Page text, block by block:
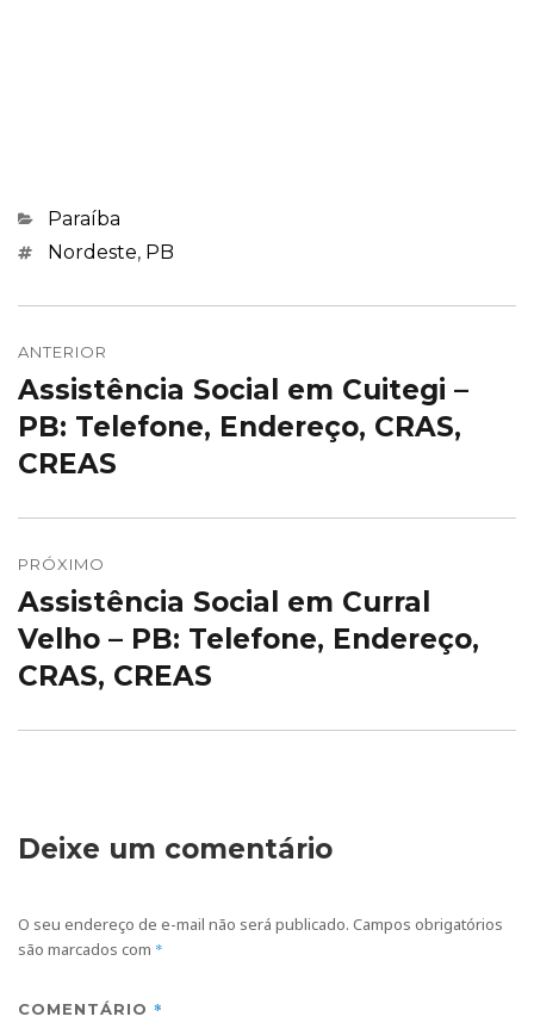
Categorias
Paraíba
Marcações
Nordeste, PB
de
Post
ANTERIOR
Post
anterior:
Assistência Social em Cuitegi –
PB: Telefone, Endereço, CRAS,
CREAS
PRÓXIMO
Próximo
post:
Assistência Social em Curral
Velho – PB: Telefone, Endereço,
CRAS, CREAS
Deixe um comentário
O seu endereço de e-mail não será publicado. Campos obrigatórios
são marcados com *
COMENTÁRIO *